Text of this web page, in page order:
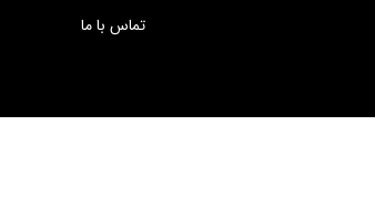
تماس با ما